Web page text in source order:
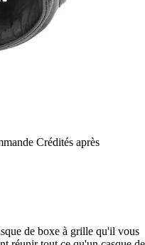
Crédités après
de boxe à grille qu'il vous